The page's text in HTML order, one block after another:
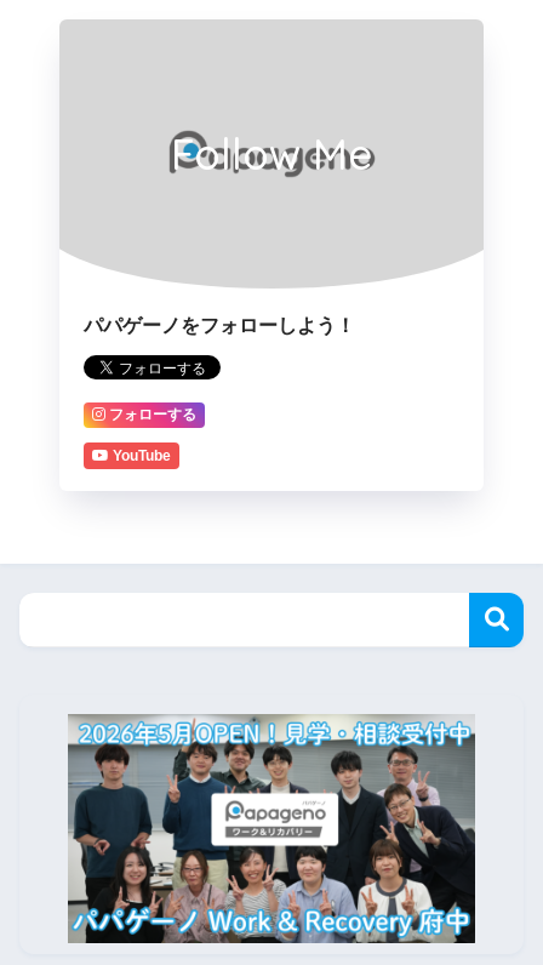
Follow Me
パパゲーノをフォローしよう！
フォローする
YouTube